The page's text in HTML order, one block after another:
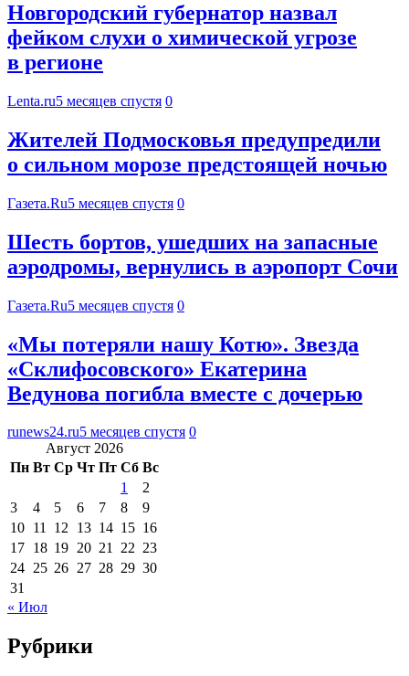
Новгородский губернатор назвал
фейком слухи о химической угрозе
в регионе
Lenta.ru5 месяцев спустя 0
Жителей Подмосковья предупредили
о сильном морозе предстоящей ночью
Газета.Ru5 месяцев спустя 0
Шесть бортов, ушедших на запасные
аэродромы, вернулись в аэропорт Сочи
Газета.Ru5 месяцев спустя 0
«Мы потеряли нашу Котю». Звезда
«Склифосовского» Екатерина
Ведунова погибла вместе с дочерью
runews24.ru5 месяцев спустя 0
Август 2026
Пн Вт Ср Чт Пт Сб Вс
1
2
3
4 5 6 7 8
9
10 11 12 13 14 15 16
17 18 19 20 21 22 23
24 25 26 27 28 29 30
31
« Июл
Рубрики